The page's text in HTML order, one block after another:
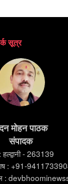
सूत्र
मोहन पाठक
संपादक
हल्द्वानी - 263139
: +91-
: